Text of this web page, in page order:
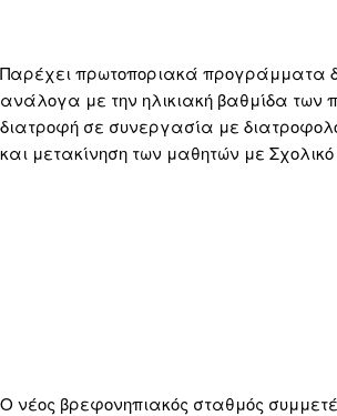
Παρέχει πρωτοποριακά προγράμματα
ανάλογα με την ηλικιακή βαθμίδα των
διατροφή σε συνεργασία με
και μετακίνηση των μαθητών με
Ο νέος βρεφονηπιακός σταθμός